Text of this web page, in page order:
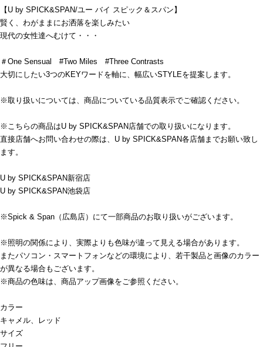
【U by SPICK&SPAN/ユー バイ スピック＆スパン】
賢く、わがままにお洒落を楽しみたい
現代の女性達へむけて・・・
＃One Sensual #Two Miles #Three Contrasts
大切にしたい3つのKEYワードを軸に、幅広いSTYLEを提案します。
※取り扱いについては、商品についている品質表示でご確認ください。
※こちらの商品はU by SPICK&SPAN店舗での取り扱いになります。
直接店舗へお問い合わせの際は、U by SPICK&SPAN各店舗までお願い致し
ます。
U by SPICK&SPAN新宿店
U by SPICK&SPAN池袋店
※Spick & Span（広島店）にて一部商品のお取り扱いがございます。
※照明の関係により、実際よりも色味が違って見える場合があります。
またパソコン・スマートフォンなどの環境により、若干製品と画像のカラー
が異なる場合もございます。
※商品の色味は、商品アップ画像をご参照ください。
カラー
キャメル、レッド
サイズ